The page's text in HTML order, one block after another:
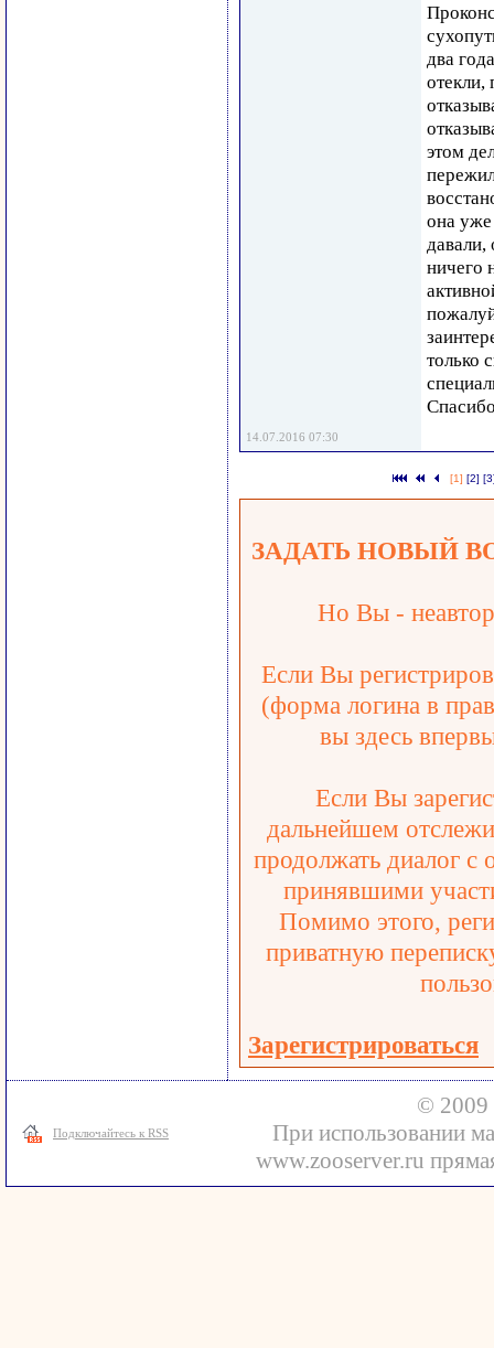
два
отекли,
этом
она уже
давали,
ничего
только
14.07.2016 07:30
[1] [2]
ЗАДАТЬ НОВЫЙ
Но Вы -
Если Вы
(форма логина в
вы здесь
Если Вы
дальнейшем
продолжать диалог с
принявшими
Помимо этого,
приватную
Зарегистрироваться
Подключайтесь к RSS
© 2009
При использовании
www.zooserver.ru